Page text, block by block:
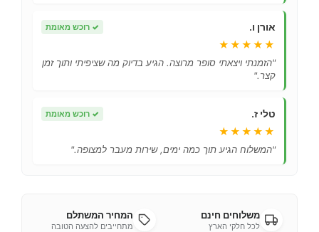
אורן ו. ✓ רוכש מאומת
★★★★★
"הזמנתי ויצאתי סופר מרוצה. הגיע בדיוק מה שציפיתי ותוך זמן
קצר."
טלי ז. ✓ רוכש מאומת
★★★★★
"המשלוח הגיע תוך כמה ימים, שירות מעבר למצופה."
משלוחים חינם
לכל חלקי הארץ
המחיר המשתלם
מתחייבים להצעה הטובה